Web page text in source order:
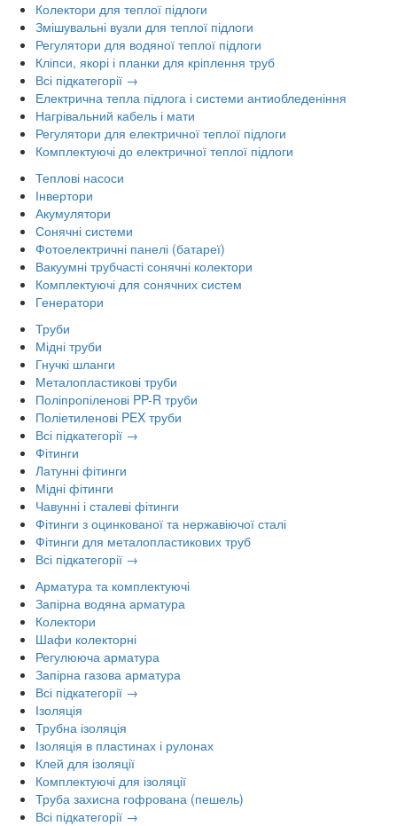
Колектори для теплої підлоги
Змішувальні вузли для теплої підлоги
Регулятори для водяної теплої підлоги
Кліпси, якорі і планки для кріплення труб
Всі підкатегорії →
Електрична тепла підлога і системи антиобледеніння
Нагрівальний кабель і мати
Регулятори для електричної теплої підлоги
Комплектуючі до електричної теплої підлоги
Теплові насоси
Інвертори
Акумулятори
Сонячні системи
Фотоелектричні панелі (батареї)
Вакуумні трубчасті сонячні колектори
Комплектуючі для сонячних систем
Генератори
Труби
Мідні труби
Гнучкі шланги
Металопластикові труби
Поліпропіленові PP-R труби
Поліетиленові PEX труби
Всі підкатегорії →
Фітинги
Латунні фітинги
Мідні фітинги
Чавунні і сталеві фітинги
Фітинги з оцинкованої та нержавіючої сталі
Фітинги для металопластикових труб
Всі підкатегорії →
Арматура та комплектуючі
Запірна водяна арматура
Колектори
Шафи колекторні
Регулююча арматура
Запірна газова арматура
Всі підкатегорії →
Ізоляція
Трубна ізоляція
Ізоляція в пластинах і рулонах
Клей для ізоляції
Комплектуючі для ізоляції
Труба захисна гофрована (пешель)
Всі підкатегорії →